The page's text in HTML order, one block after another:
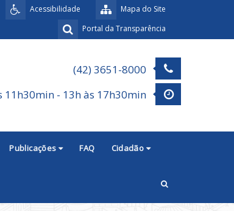
Mapa do Site
Acessibilidade
Portal da Transparência
(42) 3651-8000
11h30min - 13h às 17h30min
Publicações FAQ Cidadão